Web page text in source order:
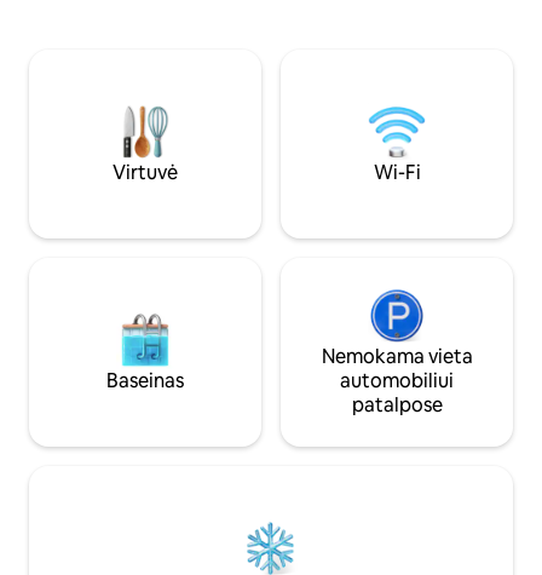
aukštos klasės SPA zona, kurioje galėsite
mėgautis atsipalaidavimo akimirka
romantiškoje aplinkoje.
Ideali vieta
gimtadieniui ar
Virtuvė Wi-Fi
Baseinas
Nemokama vieta
automobiliui
patalpose